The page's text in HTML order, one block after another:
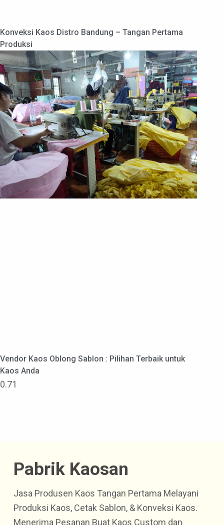
Konveksi Kaos Distro Bandung – Tangan Pertama
Produksi
Vendor Kaos Oblong Sablon : Pilihan Terbaik untuk
Kaos Anda
Pabrik Kaosan
Jasa Produsen Kaos Tangan Pertama Melayani
Produksi Kaos, Cetak Sablon, & Konveksi Kaos.
Menerima Pesanan Buat Kaos Custom dan